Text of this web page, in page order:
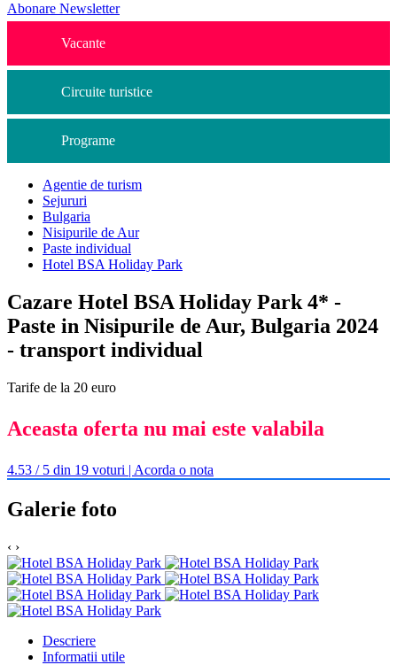
Abonare Newsletter
Vacante
Circuite turistice
Programe
Agentie de turism
Sejururi
Bulgaria
Nisipurile de Aur
Paste individual
Hotel BSA Holiday Park
Cazare Hotel BSA Holiday Park 4* -
Paste in Nisipurile de Aur, Bulgaria 2024
- transport individual
Tarife de la 20 euro
Aceasta oferta nu mai este valabila
4.53 / 5 din 19 voturi | Acorda o nota
Galerie foto
‹ ›
Descriere
Informatii utile